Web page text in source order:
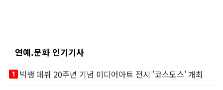
연예.문화 인기기사
looks_one빅뱅 데뷔 20주년 기념 미디어아트 전시 '코스모스' 개최